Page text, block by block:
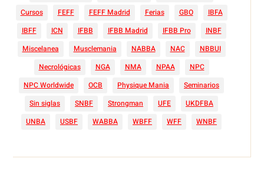
Cursos
FEFF FEFF Madrid Ferias GBO
IBFA
IBFF
ICN IFBB IFBB Madrid IFBB Pro
INBF
Miscelanea
Musclemania NABBA NAC
NBBUI
Necrológicas
NGA NMA NPAA
NPC
NPC Worldwide
OCB Physique Mania
Seminarios
Sin siglas
SNBF Strongman UFE
UKDFBA
UNBA
USBF WABBA WBFF WFF WNBF